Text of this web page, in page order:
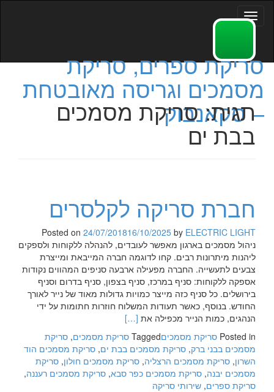
Toggle
navigation
סריקת ספרים, סריקת
מסמכים וגריסה מאובטחת
– סקאנבוק
תגית:סריקת מסמכים
בבת ים
חברת סריקה לקלסרים
Posted on 24/07/201816/10/2025 by ELECTRIC LIGHT
ניהול מסמכים בארגון מאפשר לעובדים, להנהלה ללקוחות ולספקים
ליהנות מיתרונות רבים. קחו לדוגמה חברה המייבאת ומייצרת
צבעים לתעשייה. החברה מפעילה ארבעה סניפים המהווים נקודות
אספקה ללקוחות: סניף במרכז, סניף בצפון, סניף בדרום וסניף
בירושלים. כל סניף כזה מייצר כמויות גדולות מאוד של נייר לאורך
החודש. בנוסף, כאשר תעודות המשלוח חוזרות חתומות על ידי
הנהגים, כמות הנייר מכפילה את Read
about
חברת
סריקה
לקלסרים
[…]
Posted in סריקת מסמכיםTagged סריקת מסמכים, סריקת
מסמכים בבני ברק, סריקת מסמכים בבת ים, סריקת מסמכים הוד
השרון, סריקת מסמכים הרצליה, סריקת מסמכים חולון, סריקת
מסמכים יבנה, סריקת מסמכים כפר סבא, סריקת מסמכים רעננה,
סריקת ספרים, שירותי סריקה